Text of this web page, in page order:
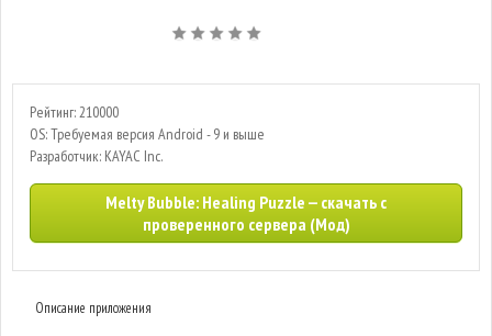
Рейтинг: 210000
OS: Требуемая версия Android - 9 и выше
Разработчик: KAYAC Inc.
Melty Bubble: Healing Puzzle — скачать с
проверенного сервера (Мод)
Описание приложения